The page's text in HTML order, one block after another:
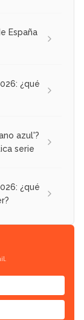
España
¿qué
azul'?
serie
¿qué